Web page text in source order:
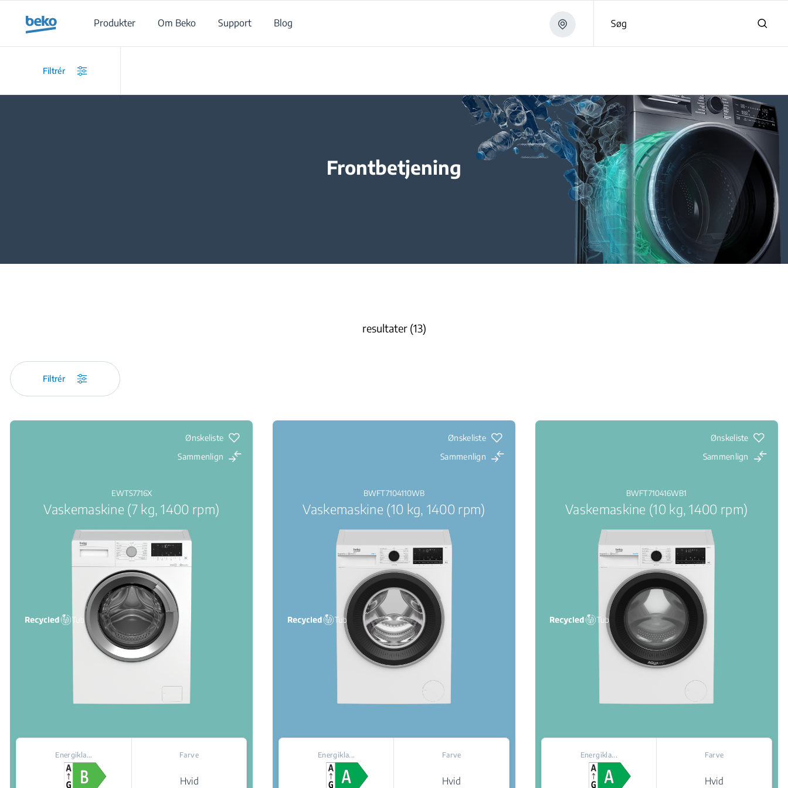
Produkter
Om Beko Support Blog Søg
Frontbetjening
resultater (13)
Filtrér
Ønskeliste
Sammenlign
EWTS7716X
Vaskemaskine (7 kg, 1400 rpm)
Energikla... Farve
Hvid
Ønskeliste
Sammenlign
BWFT7104110WB
Vaskemaskine (10 kg, 1400 rpm)
Energikla... Farve
Hvid
Ønskeliste
Sammenlign
BWFT710416WB1
Vaskemaskine (10 kg, 1400 rpm)
Energikla... Farve
Hvid
Filtrér